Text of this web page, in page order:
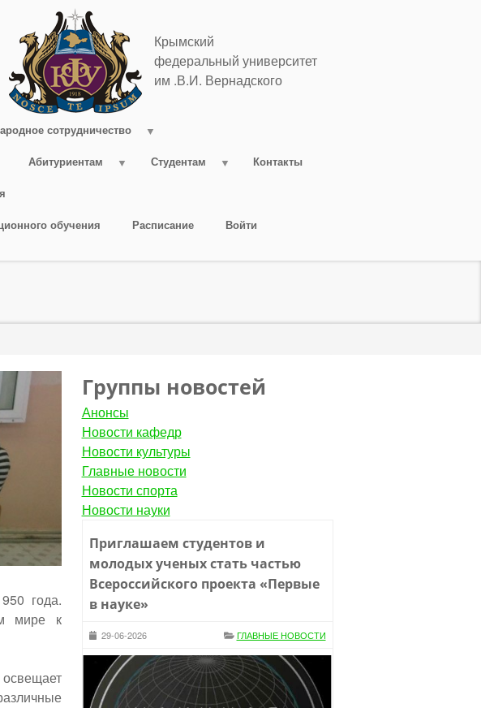
Крымский
федеральный университет
им .В.И. Вернадского
сотрудничество
Абитуриентам Студентам Контакты
обучения Расписание Войти
года.
мире к
Группы новостей
Анонсы
Новости кафедр
Новости культуры
Главные новости
Новости спорта
Новости науки
Приглашаем студентов и
молодых ученых стать частью
Всероссийского проекта «Первые
в науке»
29-06-2026 ГЛАВНЫЕ НОВОСТИ